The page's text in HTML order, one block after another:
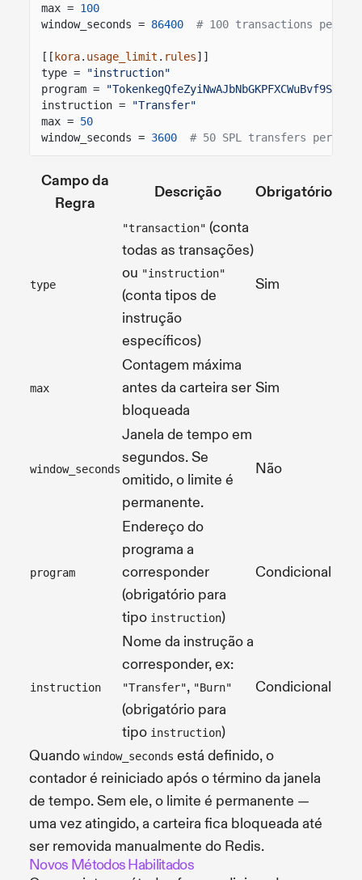
max = 100
window_seconds = 86400 # 100 transactions per
[[ kora. usage_limit . rules]]
type =
"instruction"
program =
instruction =
"Transfer"
max = 50
window_seconds = 3600 # 50 SPL transfers per
Campo da
Regra
Descrição Obrigatório
type
"transaction" (conta
todas as transações)
ou "instruction"
(conta tipos de
instrução
específicos)
Sim
max
Contagem máxima
antes da carteira ser
bloqueada
Sim
window_seconds
Janela de tempo em
segundos. Se
omitido, o limite é
permanente.
Não
program
Endereço do
programa a
corresponder
(obrigatório para
tipo instruction)
Condicional
instruction
Nome da instrução a
corresponder, ex:
"Transfer", "Burn"
(obrigatório para
tipo instruction)
Condicional
Quando window_seconds está definido, o
contador é reiniciado após o término da janela
de tempo. Sem ele, o limite é permanente —
uma vez atingido, a carteira fica bloqueada até
ser removida manualmente do Redis.
Novos Métodos Habilitados